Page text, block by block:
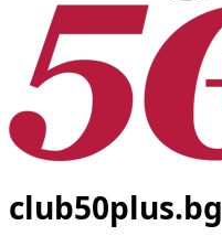
club50plus.bg